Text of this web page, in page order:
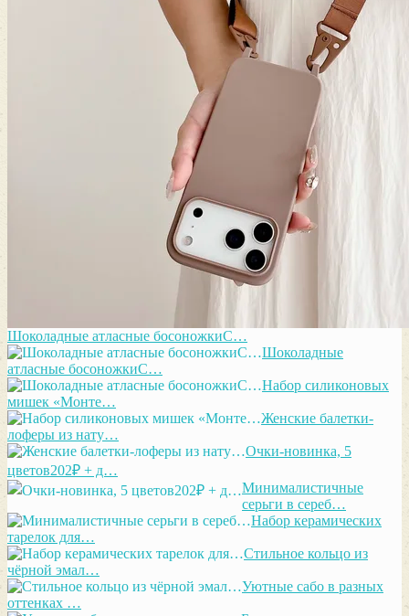
Шоколадные атласные босоножкиС…
Шоколадные
атласные босоножкиС…
Набор силиконовых
мишек «Монте…
Женские балетки-
лоферы из нату…
Очки-новинка, 5
цветов202₽ + д…
Минималистичные
серьги в сереб…
Набор керамических
тарелок для…
Стильное кольцо из
чёрной эмал…
Уютные сабо в разных
оттенках …